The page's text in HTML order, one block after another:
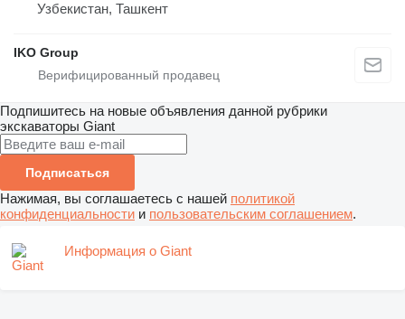
Узбекистан, Ташкент
IKO Group
Подпишитесь на новые объявления данной рубрики
экскаваторы Giant
Подписаться
Нажимая, вы соглашаетесь с нашей политикой
конфиденциальности и пользовательским соглашением.
Информация о Giant